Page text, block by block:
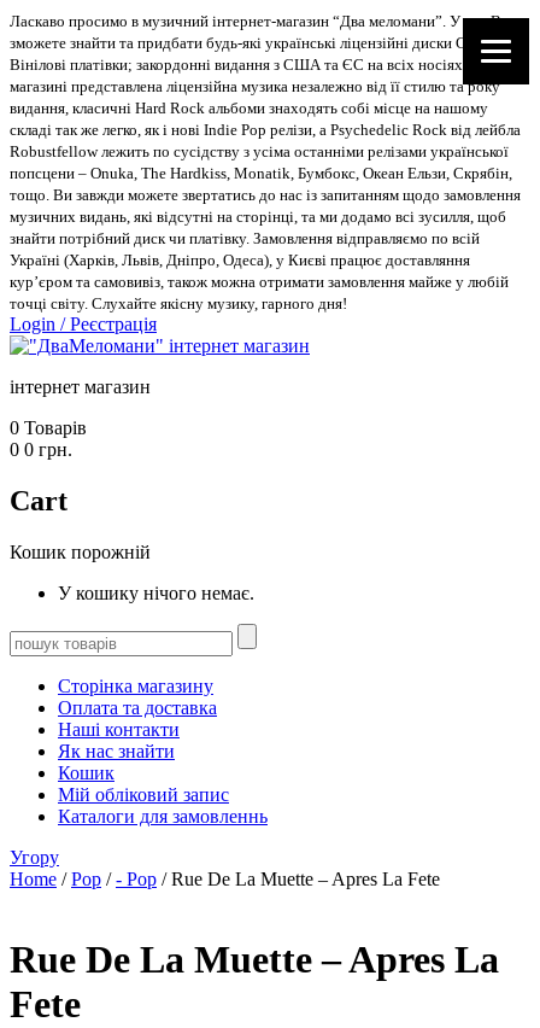
Ласкаво просимо в музичний інтернет-магазин “Два меломани”. У нас Ви
зможете знайти та придбати будь-які українські ліцензійні диски CD, DVD,
Вінілові платівки; закордонні видання з США та ЄС на всіх носіях. В
магазині представлена ліцензійна музика незалежно від її стилю та року
видання, класичні Hard Rock альбоми знаходять собі місце на нашому
складі так же легко, як і нові Indie Pop релізи, а Psychedelic Rock від лейбла
Robustfellow лежить по сусідству з усіма останніми релізами української
попсцени – Onuka, The Hardkiss, Monatik, Бумбокс, Океан Ельзи, Скрябін,
тощо. Ви завжди можете звертатись до нас із запитанням щодо замовлення
музичних видань, які відсутні на сторінці, та ми додамо всі зусилля, щоб
знайти потрібний диск чи платівку. Замовлення відправляємо по всій
Україні (Харків, Львів, Дніпро, Одеса), у Києві працює доставляння
кур’єром та самовивіз, також можна отримати замовлення майже у любій
точці світу. Слухайте якісну музику, гарного дня!
Login /Реєстрація
інтернет магазин
0 Товарів
0 0 грн.
Cart
Кошик порожній
У кошику нічого немає.
Сторінка магазину
Оплата та доставка
Наші контакти
Як нас знайти
Кошик
Мій обліковий запис
Каталоги для замовленнь
Угору
Home /Pop /- Pop / Rue De La Muette – Apres La Fete
Rue De La Muette – Apres La
Fete